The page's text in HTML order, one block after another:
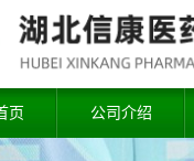
页 公司介绍